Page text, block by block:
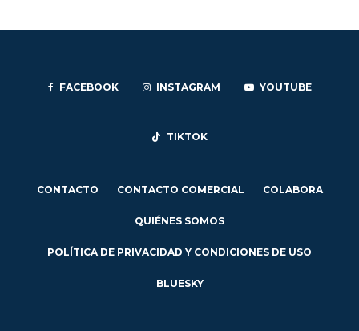
FACEBOOK INSTAGRAM YOUTUBE
TIKTOK
CONTACTO CONTACTO COMERCIAL COLABORA
QUIÉNES SOMOS
POLÍTICA DE PRIVACIDAD Y CONDICIONES DE USO
BLUESKY